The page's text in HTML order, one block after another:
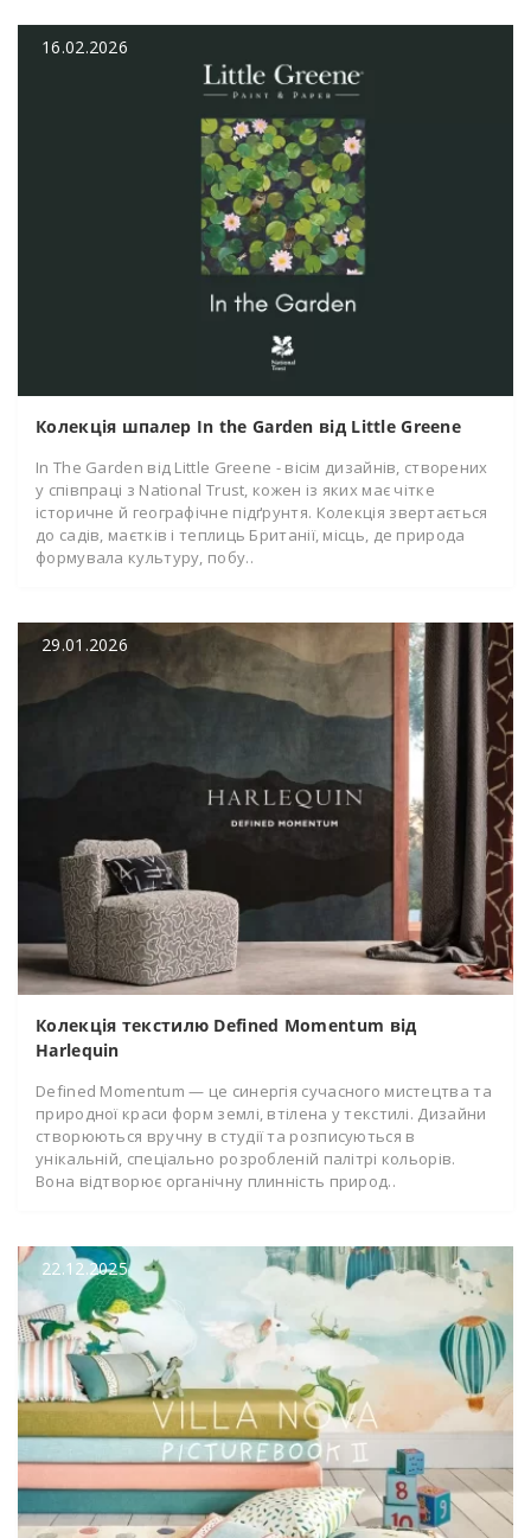
16.02.2026
Колекція шпалер In the Garden від Little Greene
In The Garden від Little Greene - вісім дизайнів, створених
у співпраці з National Trust, кожен із яких має чітке
історичне й географічне підґрунтя. Колекція звертається
до садів, маєтків і теплиць Британії, місць, де природа
формувала культуру, побу..
29.01.2026
Колекція текстилю Defined Momentum від
Harlequin
Defined Momentum — це синергія сучасного мистецтва та
природної краси форм землі, втілена у текстилі. Дизайни
створюються вручну в студії та розписуються в
унікальній, спеціально розробленій палітрі кольорів.
Вона відтворює органічну плинність природ..
22.12.2025